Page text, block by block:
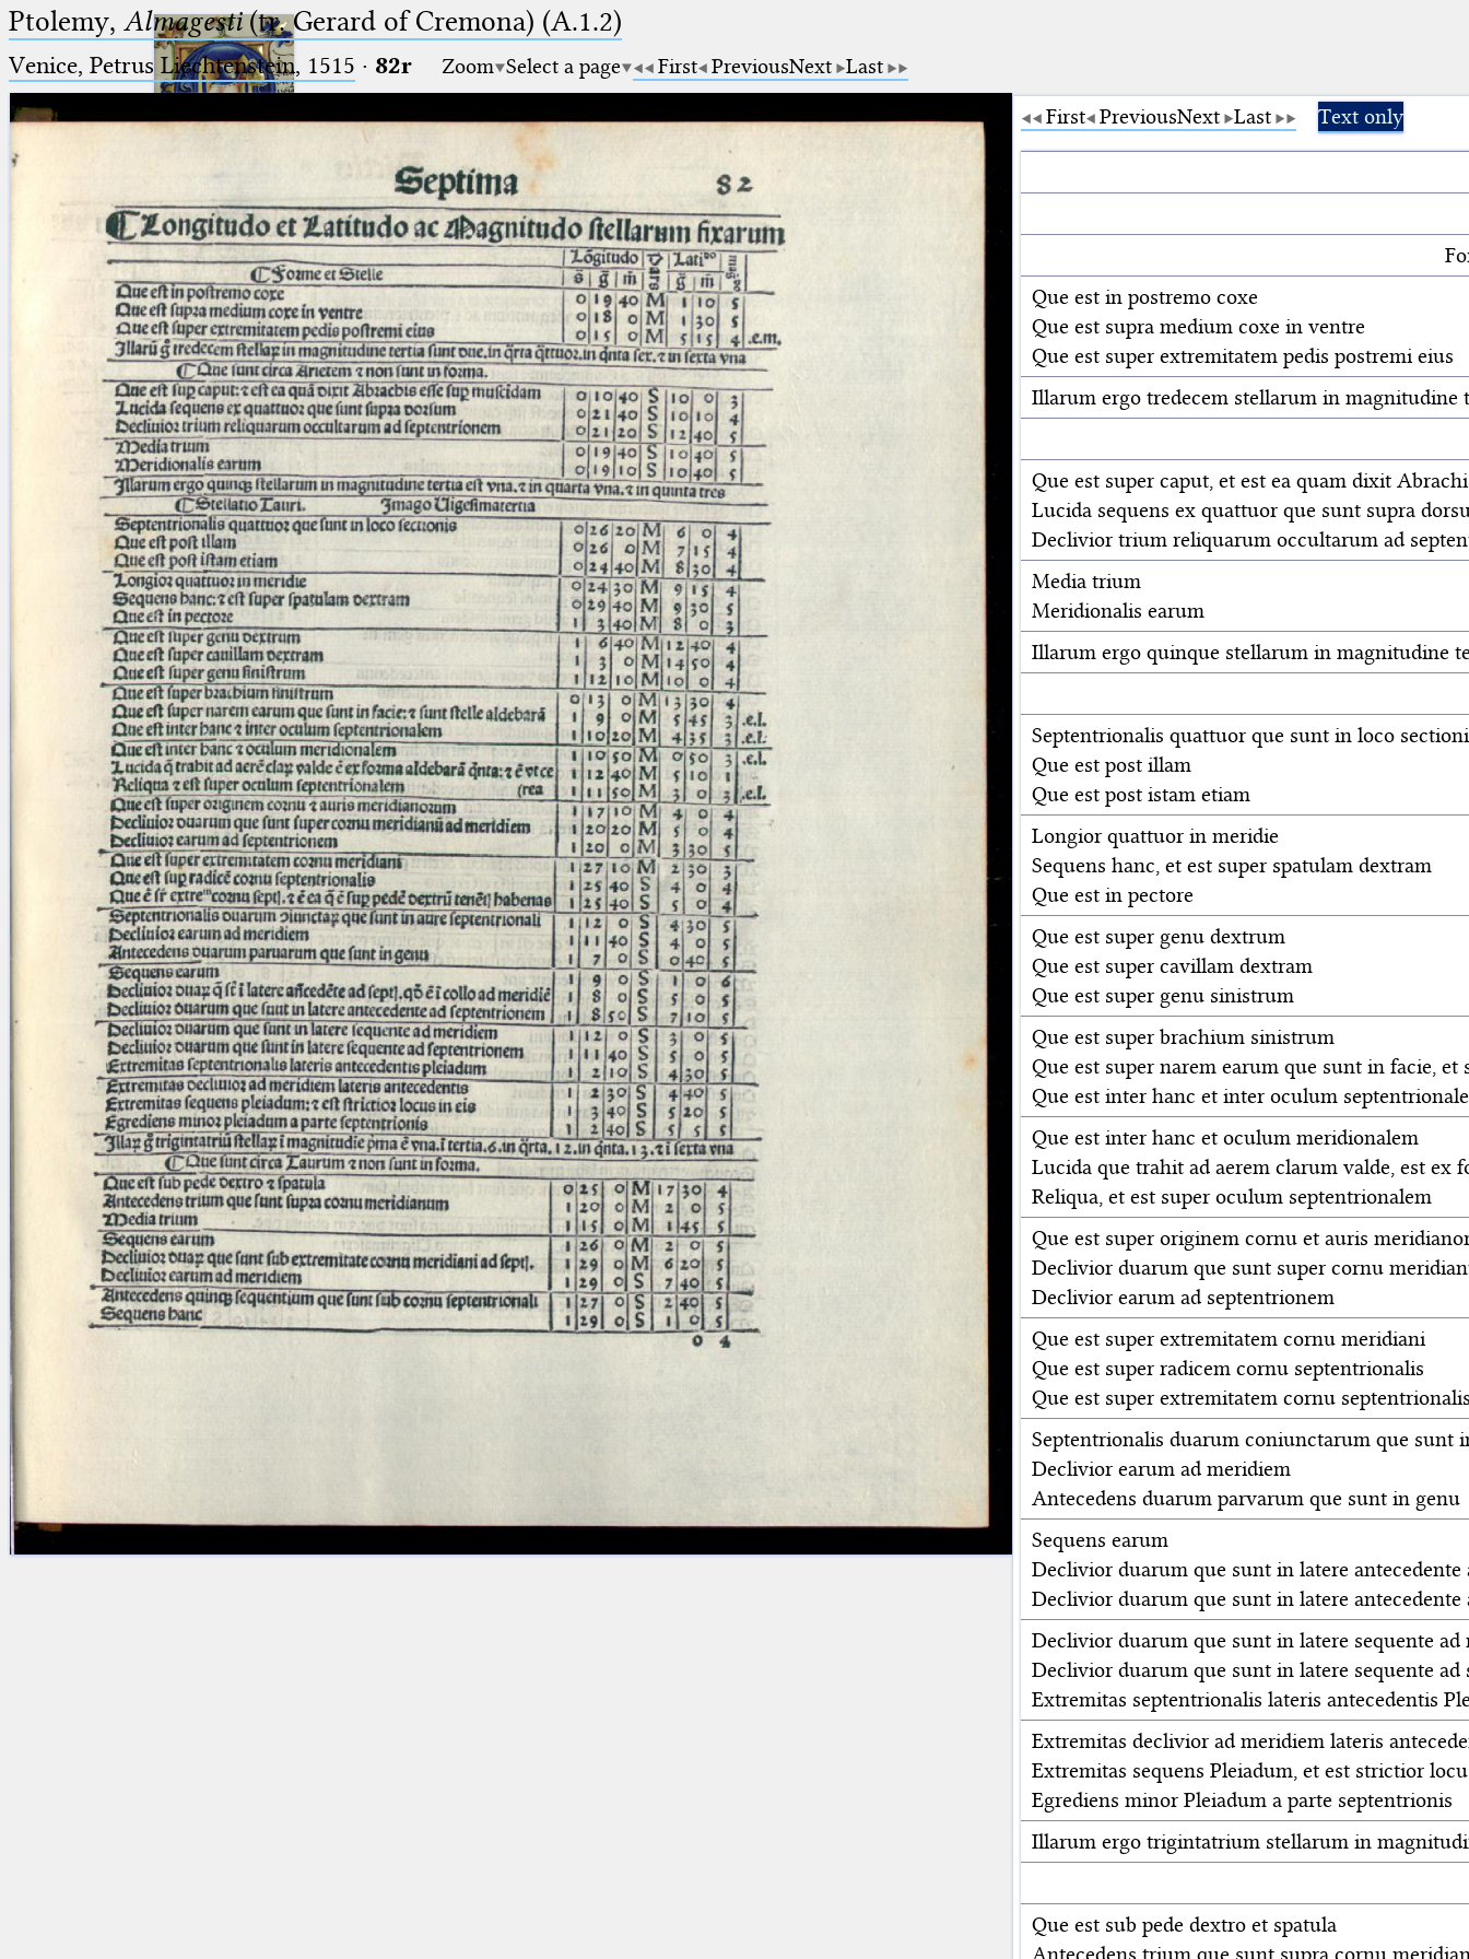
Ptolemaeus
Arabus et Latinus
(the underscore) is the placeholder
for exactly one character.
(the percent sign) is the
placeholder for no, one or more
than one character.
(two percent signs) is the
placeholder for no, one or more
than one character, but not for
blank space (so that a search ends
at word boundaries).
🔎︎
Start
Project
Team
News
Jobs
Publications
Conference
Arabic Works
Arabic Manuscripts
Latin Works
Latin Manuscripts
Latin Early Prints
Images
Texts
betaGlossary
Resources
Licenses·FAQ·Contact·
Impressum·Privacy· 2013
Print 🖨
Ptolemy, Almagesti(tr. Gerard of Cremona) (A.1.2)
Venice, Petrus Liechtenstein, 1515 · 82r Zoom Select a page First PreviousNext Last
First PreviousNext Last Text only
Que est in postremo coxe
Que est supra medium coxe in ventre
Que est super extremitatem pedis postremi eius
Illarum ergo tredecem stellarum in
Que est super caput, et est ea quam dixit
Lucida sequens ex quattuor que sunt supra
Declivior trium reliquarum occultarum ad
Media trium
Meridionalis earum
Illarum ergo quinque stellarum in magnitudine
Septentrionalis quattuor que sunt in loco
Que est post illam
Que est post istam etiam
Longior quattuor in meridie
Sequens hanc, et est super spatulam dextram
Que est in pectore
Que est super genu dextrum
Que est super cavillam dextram
Que est super genu sinistrum
Que est super brachium sinistrum
Que est super narem earum que sunt in facie, et
Que est inter hanc et inter oculum
Que est inter hanc et oculum meridionalem
Lucida que trahit ad aerem clarum valde, est ex
Reliqua, et est super oculum septentrionalem
Que est super originem cornu et auris
Declivior duarum que sunt super cornu
Declivior earum ad septentrionem
Que est super extremitatem cornu meridiani
Que est super radicem cornu septentrionalis
Que est super extremitatem cornu
Septentrionalis duarum coniunctarum que sunt
Declivior earum ad meridiem
Antecedens duarum parvarum que sunt in genu
Sequens earum
Declivior duarum que sunt in latere
Declivior duarum que sunt in latere antecedente
Declivior duarum que sunt in latere sequente ad
Declivior duarum que sunt in latere sequente ad
Extremitas septentrionalis lateris antecedentis
Extremitas declivior ad meridiem lateris
Extremitas sequens Pleiadum, et est strictior
Egrediens minor Pleiadum a parte septentrionis
Illarum ergo trigintatrium stellarum in
Que est sub pede dextro et spatula
Antecedens trium que sunt supra cornu